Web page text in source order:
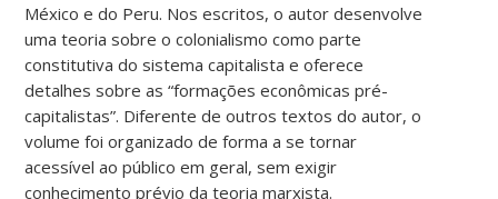
México e do Peru. Nos escritos, o autor desenvolve
uma teoria sobre o colonialismo como parte
constitutiva do sistema capitalista e oferece
detalhes sobre as “formações econômicas pré-
capitalistas”. Diferente de outros textos do autor, o
volume foi organizado de forma a se tornar
acessível ao público em geral, sem exigir
conhecimento prévio da teoria marxista.